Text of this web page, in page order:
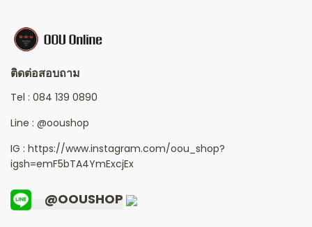
ติดต่อสอบถาม
Tel : 084 139 0890
Line : @ooushop
IG : https://www.instagram.com/oou_shop?
igsh=emF5bTA4YmExcjEx
@OOUSHOP